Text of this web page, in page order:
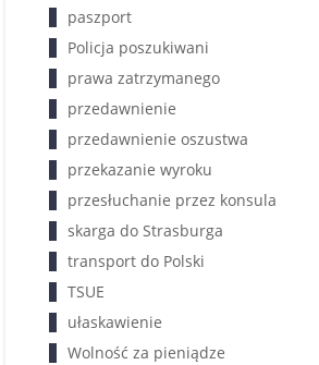
paszport
Policja poszukiwani
prawa zatrzymanego
przedawnienie
przedawnienie oszustwa
przekazanie wyroku
przesłuchanie przez konsula
skarga do Strasburga
transport do Polski
TSUE
ułaskawienie
Wolność za pieniądze